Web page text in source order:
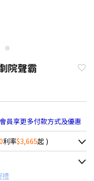
院聲霸
員享更多付款方式及優惠
利率$3,665起 )
顯示為主
禮